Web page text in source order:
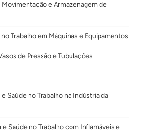
Movimentação e Armazenagem de
Trabalho em Máquinas e Equipamentos
de Pressão e Tubulações
Saúde no Trabalho na Indústria da
Saúde no Trabalho com Inflamáveis e